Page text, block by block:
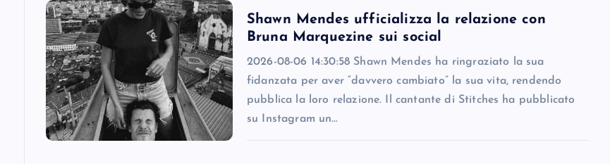
Shawn Mendes ufficializza la relazione con
Bruna Marquezine sui social
2026-08-06 14:30:58 Shawn Mendes ha ringraziato la sua
fidanzata per aver “davvero cambiato” la sua vita, rendendo
pubblica la loro relazione. Il cantante di Stitches ha pubblicato
su Instagram un…